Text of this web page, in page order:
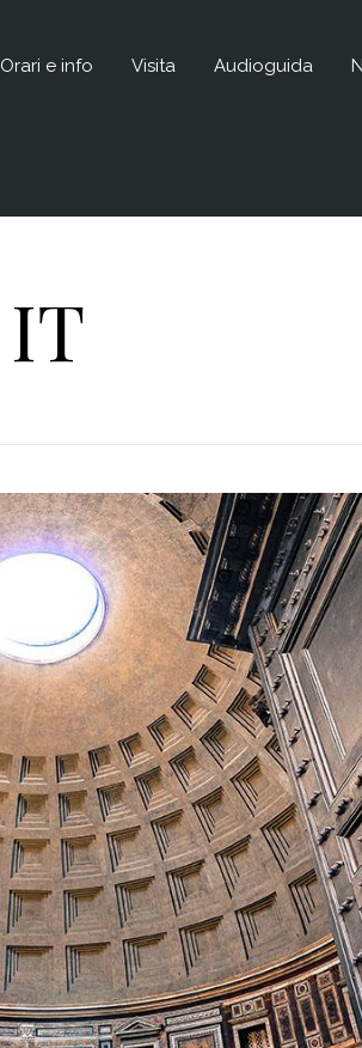
Orari e info Visita Audioguida
IT